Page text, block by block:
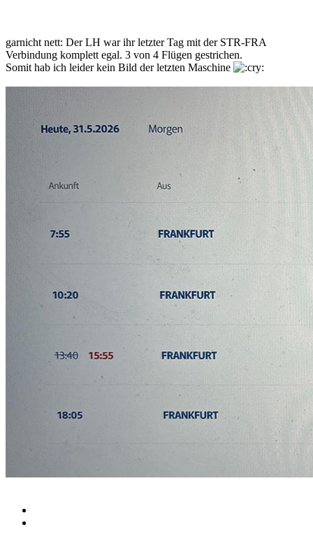
garnicht nett: Der LH war ihr letzter Tag mit der STR-FRA
Verbindung komplett egal. 3 von 4 Flügen gestrichen.
Somit hab ich leider kein Bild der letzten Maschine